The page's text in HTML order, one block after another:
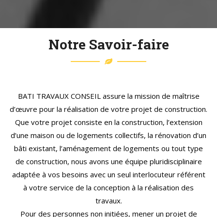
Chaque projet est unique et connait son lot de
spécificités, de solutions à apporter, d’éventuelles
innovations à proposer. Cette approche et les
apporter des conseils de qualité et professionnels tout
au long du déroulement du dossier.
Notre Savoir-faire
BATI TRAVAUX CONSEIL assure la mission de maîtrise
d’œuvre pour la réalisation de votre projet de construction.
Que votre projet consiste en la construction, l’extension
d’une maison ou de logements collectifs, la rénovation d’un
bâti existant, l’aménagement de logements ou tout type
de construction, nous avons une équipe pluridisciplinaire
adaptée à vos besoins avec un seul interlocuteur référent
à votre service de la conception à la réalisation des
travaux.
Pour des personnes non initiées, mener un projet de